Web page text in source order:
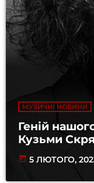
МУЗИЧНІ НОВИНИ
Геній
Кузьми
today 5 ЛЮТОГО,